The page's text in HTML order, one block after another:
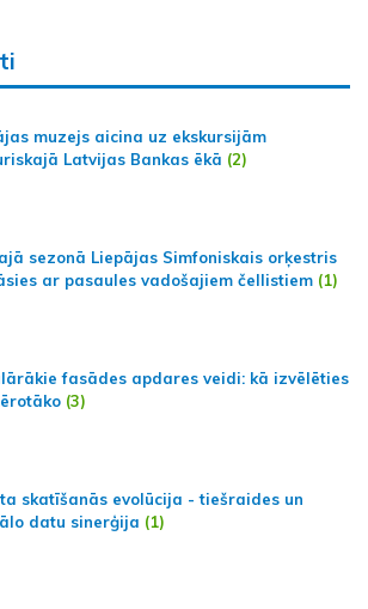
muzejs aicina uz ekskursijām
Latvijas Bankas ēkā (2)
sezonā Liepājas Simfoniskais orķestris
ar pasaules vadošajiem čellistiem (1)
fasādes apdares veidi: kā izvēlēties
(3)
skatīšanās evolūcija - tiešraides un
datu sinerģija (1)